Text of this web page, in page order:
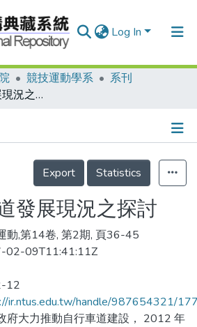
Log In
競技運動學系
系刊
臺灣自行車道發展現況之探討
Details
Export
Statistics
發展現況之探討
動,第14卷, 第2期, 頁36-45
02-09T11:41:11Z
12
ir.ntus.edu.tw/handle/987654321/
府大力推動自行車道建設， 2012 年